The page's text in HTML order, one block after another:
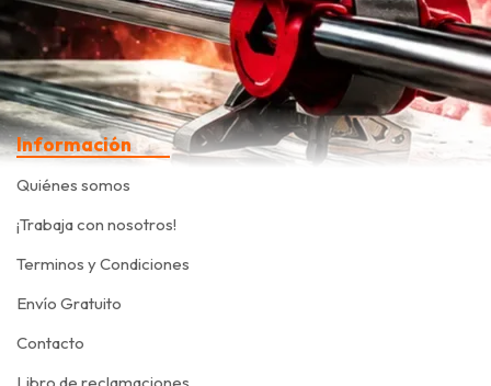
Información
Quiénes somos
¡Trabaja con nosotros!
Terminos y Condiciones
Envío Gratuito
Contacto
Libro de reclamaciones